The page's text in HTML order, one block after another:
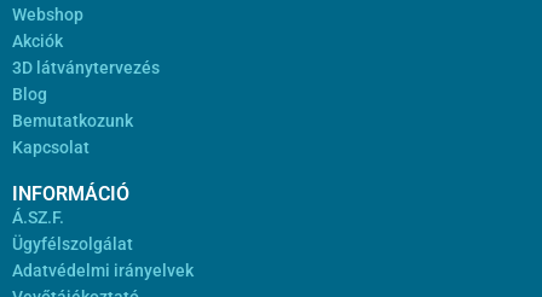
Webshop
Akciók
3D látványtervezés
Blog
Bemutatkozunk
Kapcsolat
INFORMÁCIÓ
Á.SZ.F.
Ügyfélszolgálat
Adatvédelmi irányelvek